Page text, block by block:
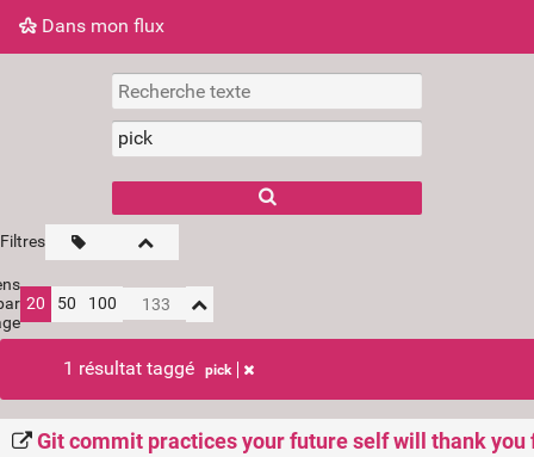
Dans mon flux
Dans mon flux Nuage de tags Mur d'images
Filtres
20 50 100
1 résultat taggé pick
Git commit practices your future self will thank you